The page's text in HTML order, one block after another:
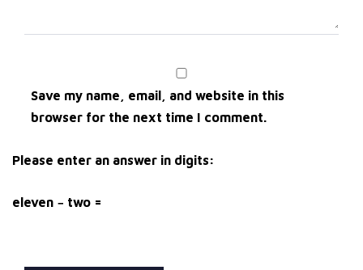
Save my name, email, and website in this
browser for the next time I comment.
Please enter an answer in digits:
eleven − two =